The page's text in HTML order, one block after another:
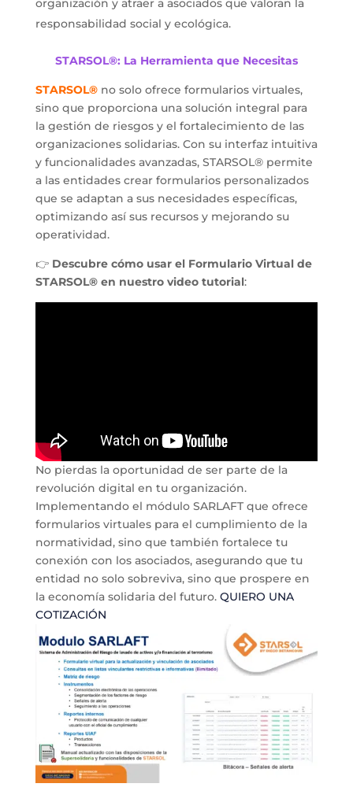
organización y atraer a asociados que valoran la
responsabilidad social y ecológica.
STARSOL®: La Herramienta que Necesitas
STARSOL®no solo ofrece formularios virtuales,
sino que proporciona una solución integral para
la gestión de riesgos y el fortalecimiento de las
organizaciones solidarias. Con su interfaz intuitiva
y funcionalidades avanzadas, STARSOL® permite
a las entidades crear formularios personalizados
que se adaptan a sus necesidades específicas,
optimizando así sus recursos y mejorando su
operatividad.
👉 Descubre cómo usar el Formulario Virtual de
STARSOL® en nuestro video tutorial:
No pierdas la oportunidad de ser parte de la
revolución digital en tu organización.
Implementando el módulo SARLAFT que ofrece
formularios virtuales para el cumplimiento de la
normatividad, sino que también fortalece tu
conexión con los asociados, asegurando que tu
entidad no solo sobreviva, sino que prospere en
la economía solidaria del futuro. QUIERO UNA
COTIZACIÓN